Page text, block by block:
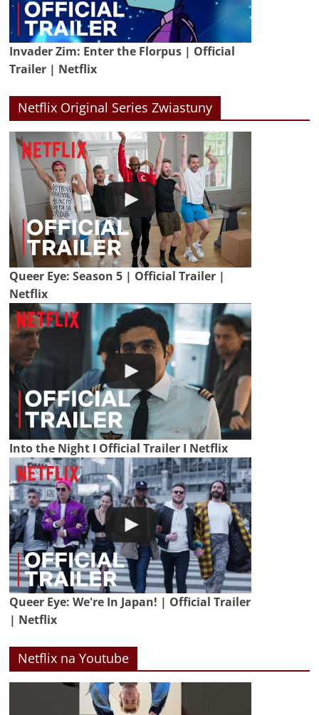
Invader Zim: Enter the Florpus | Official
Trailer | Netflix
Netflix Original Series Zwiastuny
Queer Eye: Season 5 | Official Trailer |
Netflix
Into the Night I Official Trailer I Netflix
Queer Eye: We're In Japan! | Official Trailer
| Netflix
Netflix na Youtube